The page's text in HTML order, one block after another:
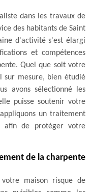
dans les travaux de
des habitants de Saint
d'activité s'est élargi
et compétences
Quel que soit votre
sur mesure, bien étudié
avons sélectionné les
puisse soutenir votre
un traitement
afin de protéger votre
de la charpente
maison risque de